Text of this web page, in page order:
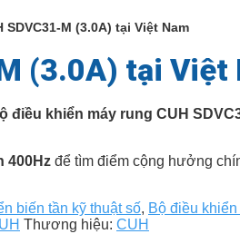
M (3.0A) tại Việt Nam
(3.0A) tại Việt
điều khiển máy rung CUH
400Hz để tìm điểm cộng hưởng
biến tần kỹ thuật số, Bộ điều
Thương hiệu: CUH